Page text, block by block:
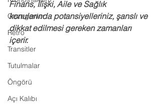
Gezegenler
Retro
Transitler
Tutulmalar
Öngörü
Açı Kalıbı
Finans, İlişki, Aile ve Sağlık
konularında potansiyelleriniz, şanslı ve
dikkat edilmesi gereken zamanları
içerir.